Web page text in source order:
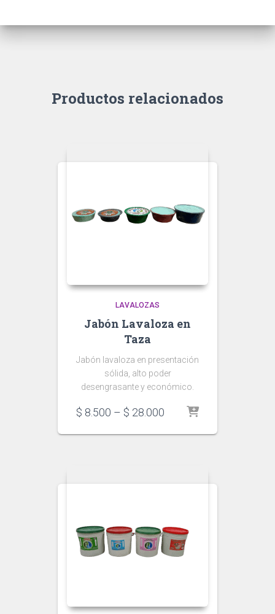
Productos relacionados
LAVALOZAS
Jabón Lavaloza en
Taza
Jabón lavaloza en presentación
sólida, alto poder
desengrasante y económico.
$ 8.500 – $ 28.000 Price
$ 8.500